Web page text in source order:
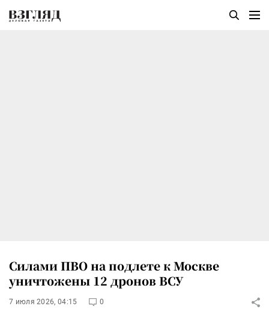
Силами ПВО на подлете к Москве
уничтожены 12 дронов ВСУ
7 июля 2026, 04:15 0